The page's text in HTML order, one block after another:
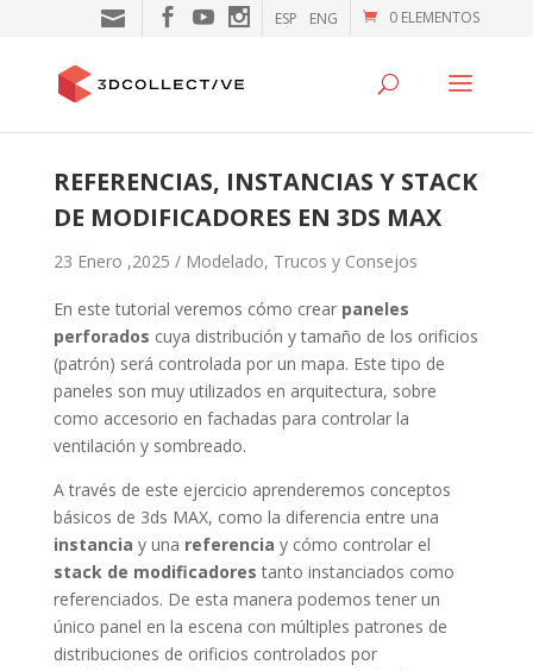
0 ELEMENTOS
ESP ENG
REFERENCIAS, INSTANCIAS Y STACK
DE MODIFICADORES EN 3DS MAX
23 Enero ,2025 / Modelado, Trucos y Consejos
En este tutorial veremos cómo crear paneles
perforados cuya distribución y tamaño de los orificios
(patrón) será controlada por un mapa. Este tipo de
paneles son muy utilizados en arquitectura, sobre
como accesorio en fachadas para controlar la
ventilación y sombreado.
A través de este ejercicio aprenderemos conceptos
básicos de 3ds MAX, como la diferencia entre una
instancia y una referencia y cómo controlar el
stack de modificadores tanto instanciados como
referenciados. De esta manera podemos tener un
único panel en la escena con múltiples patrones de
distribuciones de orificios controlados por